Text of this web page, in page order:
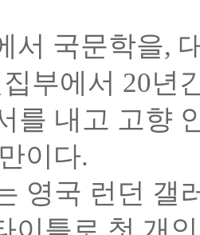
서 국문학을,
부에서 20년
를 내고 고향
이다.
영국 런던 갤